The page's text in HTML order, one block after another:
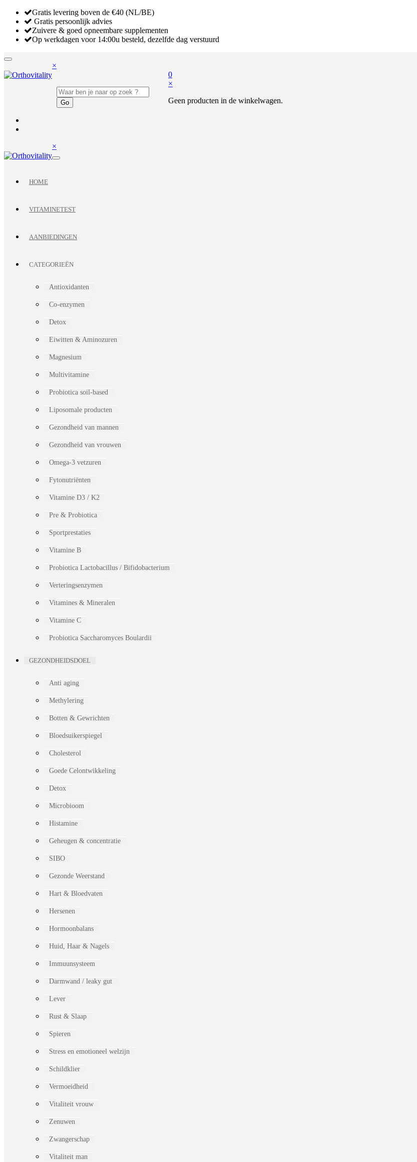
Gratis levering boven de €40 (NL/BE)
Gratis persoonlijk advies
Zuivere & goed opneembare supplementen
Op werkdagen voor 14:00u besteld, dezelfde dag verstuurd
×
0
×
Geen producten in de winkelwagen.
×
HOME
VITAMINETEST
AANBIEDINGEN
CATEGORIEËN
Antioxidanten
Co-enzymen
Detox
Eiwitten & Aminozuren
Magnesium
Multivitamine
Probiotica soil-based
Liposomale producten
Gezondheid van mannen
Gezondheid van vrouwen
Omega-3 vetzuren
Fytonutriënten
Vitamine D3 / K2
Pre & Probiotica
Sportprestaties
Vitamine B
Probiotica Lactobacillus / Bifidobacterium
Verteringsenzymen
Vitamines & Mineralen
Vitamine C
Probiotica Saccharomyces Boulardii
GEZONDHEIDSDOEL
Anti aging
Methylering
Botten & Gewrichten
Bloedsuikerspiegel
Cholesterol
Goede Celontwikkeling
Detox
Microbioom
Histamine
Geheugen & concentratie
SIBO
Gezonde Weerstand
Hart & Bloedvaten
Hersenen
Hormoonbalans
Huid, Haar & Nagels
Immuunsysteem
Darmwand / leaky gut
Lever
Rust & Slaap
Spieren
Stress en emotioneel welzijn
Schildklier
Vermoeidheid
Vitaliteit vrouw
Zenuwen
Zwangerschap
Vitaliteit man